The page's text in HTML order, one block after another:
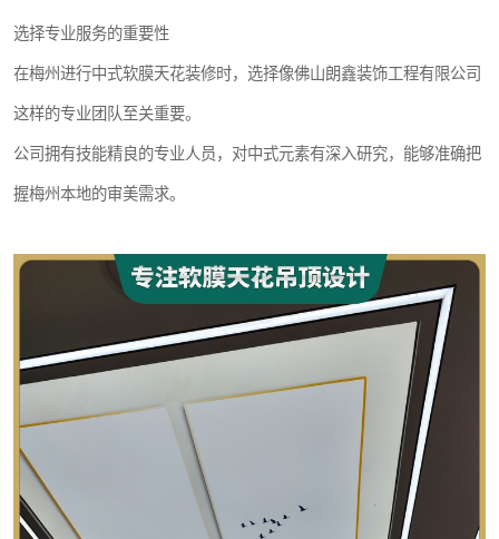
选择专业服务的重要性
在梅州进行中式软膜天花装修时，选择像佛山朗鑫装饰工程有限公司
这样的专业团队至关重要。
公司拥有技能精良的专业人员，对中式元素有深入研究，能够准确把
握梅州本地的审美需求。